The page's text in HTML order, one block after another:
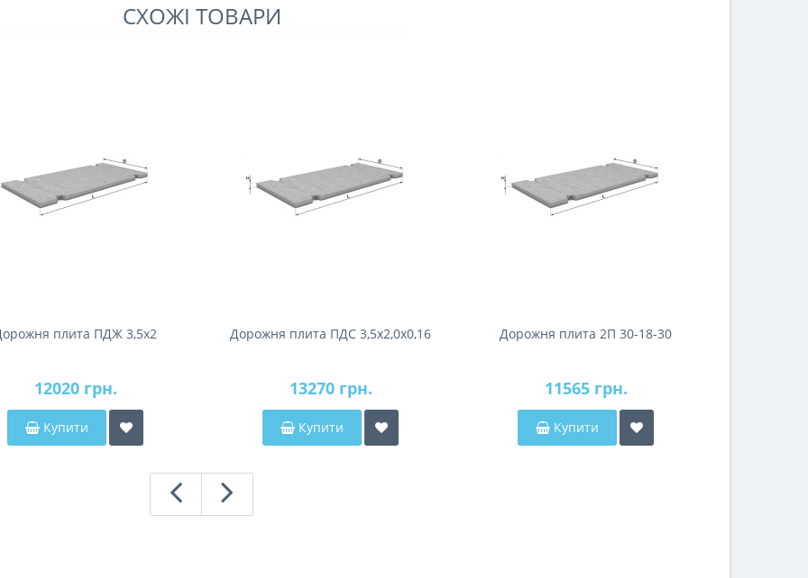
СХОЖІ ТОВАРИ
плита ПДЖ 3,5х2
12020 грн.
Купити
Дорожня плита ПДС 3,5х2,0х0,16
13270 грн.
Купити
Дорожня плита 2П 30-18-30
11565 грн.
Купити